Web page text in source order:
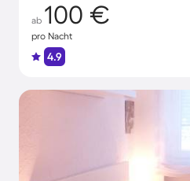
ab 100 €
pro Nacht
4.9